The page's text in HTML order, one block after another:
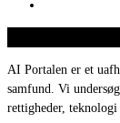
AI Portalen er et
samfund. Vi
rettigheder, teknologi